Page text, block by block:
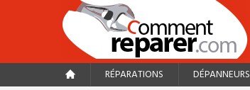
RÉPARATIONS DÉPANNEURS